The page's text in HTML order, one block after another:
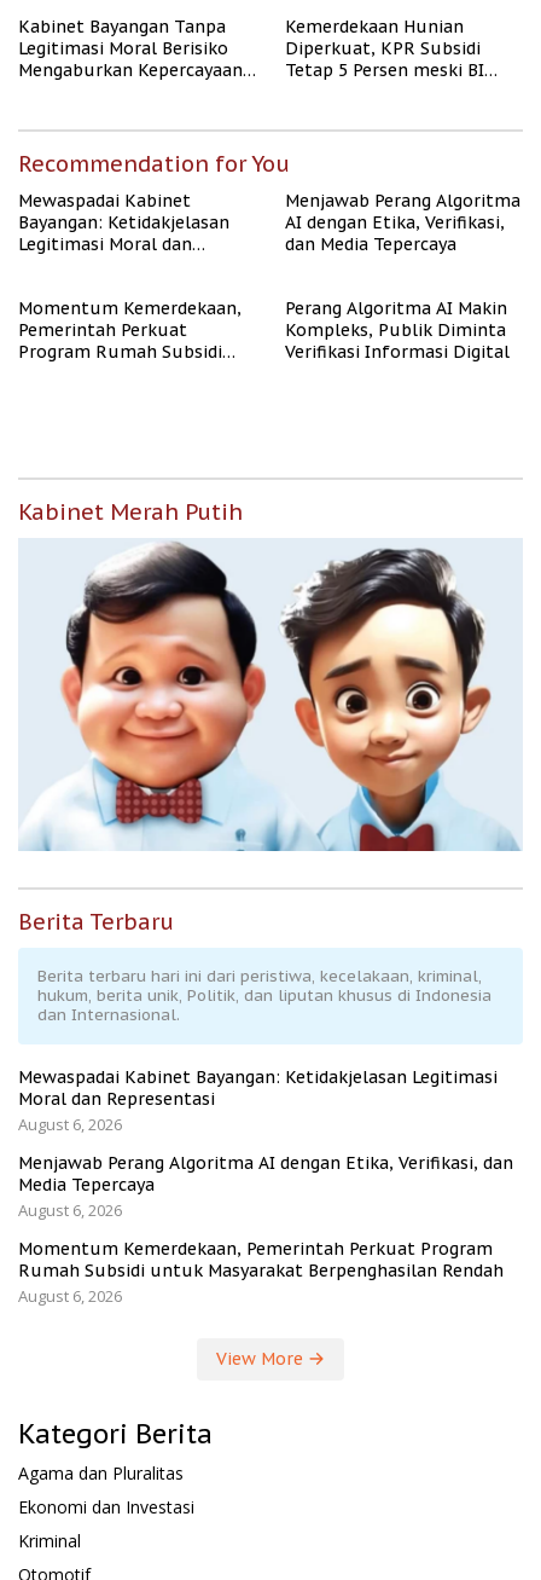
Kabinet Bayangan Tanpa
Legitimasi Moral Berisiko
Mengaburkan Kepercayaan
Kemerdekaan Hunian
Diperkuat, KPR Subsidi
Tetap 5 Persen meski BI
Recommendation for You
Mewaspadai Kabinet
Bayangan: Ketidakjelasan
Legitimasi Moral dan
Menjawab Perang Algoritma
AI dengan Etika, Verifikasi,
dan Media Tepercaya
Momentum Kemerdekaan,
Pemerintah Perkuat
Program Rumah Subsidi
Perang Algoritma AI Makin
Kompleks, Publik Diminta
Verifikasi Informasi Digital
Kabinet Merah Putih
Berita Terbaru
Berita terbaru hari ini dari peristiwa, kecelakaan, kriminal,
hukum, berita unik, Politik, dan liputan khusus di Indonesia
dan Internasional.
Mewaspadai Kabinet Bayangan: Ketidakjelasan Legitimasi
Moral dan Representasi
August 6, 2026
Menjawab Perang Algoritma AI dengan Etika, Verifikasi, dan
Media Tepercaya
August 6, 2026
Momentum Kemerdekaan, Pemerintah Perkuat Program
Rumah Subsidi untuk Masyarakat Berpenghasilan Rendah
August 6, 2026
View More
Kategori Berita
Agama dan Pluralitas
Ekonomi dan Investasi
Kriminal
Otomotif